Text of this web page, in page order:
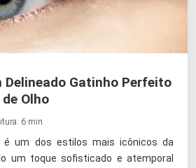
Delineado Gatinho Perfeito
Olho
6 min
é um dos estilos mais icônicos da
um toque sofisticado e atemporal